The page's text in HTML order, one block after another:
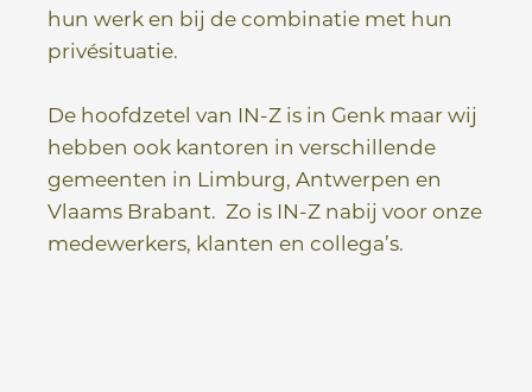
hun werk en bij de combinatie met hun
privésituatie.
De hoofdzetel van IN-Z is in Genk maar wij
hebben ook kantoren in verschillende
gemeenten in Limburg, Antwerpen en
Vlaams Brabant. Zo is IN-Z nabij voor onze
medewerkers, klanten en collega’s.